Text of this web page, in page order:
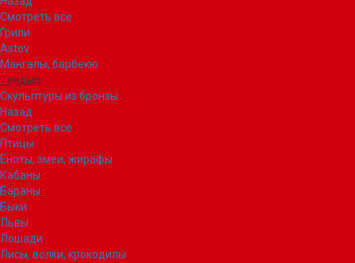
Смотреть все
Грили
Astov
Мангалы, барбекю
Тандыр
Скульптуры из бронзы
Назад
Смотреть все
Птицы
Еноты, змеи, жирафы
Кабаны
Бараны
Быки
Львы
Лошади
Лисы, волки, крокодилы